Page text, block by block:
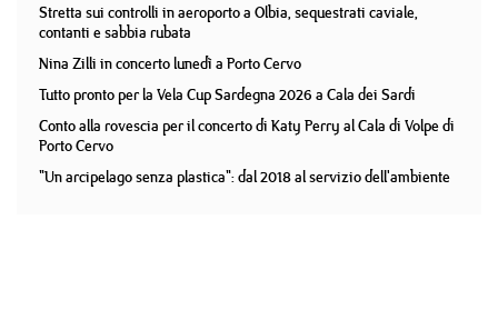
Stretta sui controlli in aeroporto a Olbia, sequestrati caviale,
contanti e sabbia rubata
Nina Zilli in concerto lunedì a Porto Cervo
Tutto pronto per la Vela Cup Sardegna 2026 a Cala dei Sardi
Conto alla rovescia per il concerto di Katy Perry al Cala di Volpe di
Porto Cervo
"Un arcipelago senza plastica": dal 2018 al servizio dell'ambiente